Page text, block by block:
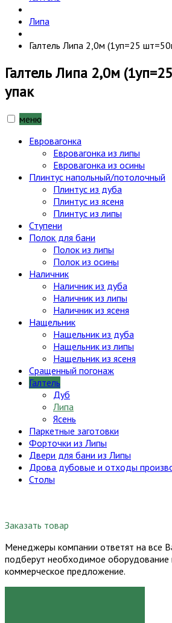
Липа
Галтель Липа 2,0м (1уп=25
Галтель Липа 2,0м
упак
меню
Евровагонка
Евровагонка из липы
Евровагонка из осины
Плинтус напольный/потолочный
Плинтус из дуба
Плинтус из ясеня
Плинтус из липы
Ступени
Полок для бани
Полок из липы
Полок из осины
Наличник
Наличник из дуба
Наличник из липы
Наличник из ясеня
Нащельник
Нащельник из дуба
Нащельник из липы
Нащельник из ясеня
Сращенный погонаж
Галтель
Дуб
Липа
Ясень
Паркетные заготовки
Форточки из Липы
Двери для бани из Липы
Дрова дубовые и отходы
Столы
Заказать товар
Менеджеры компании ответят на все
подберут необходимое оборудование
коммерческое предложение.